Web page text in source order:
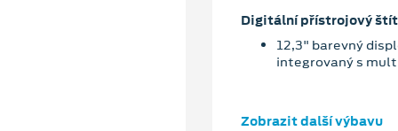
Digitální přístrojový štít
12,3" barevný
integrovaný s
Zobrazit další výbavu